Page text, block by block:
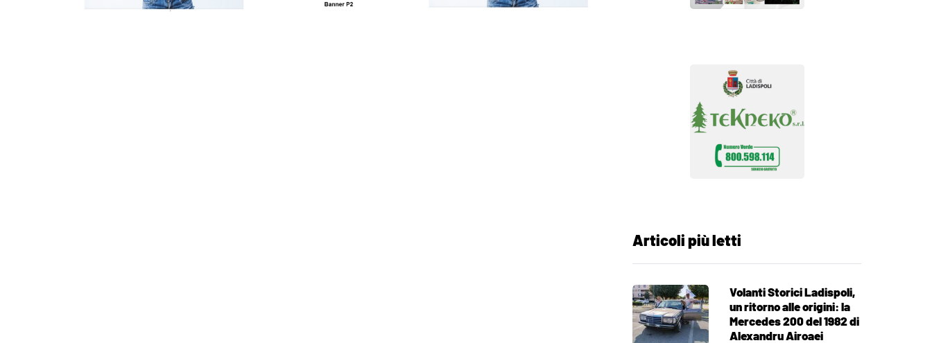
Articoli più letti
Volanti Storici Ladispoli,
un ritorno alle origini: la
Mercedes 200 del 1982 di
Alexandru Airoaei